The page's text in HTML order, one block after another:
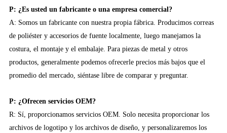
P: ¿Es usted un fabricante o una empresa comercial?
A: Somos un fabricante con nuestra propia fábrica. Producimos correas
de poliéster y accesorios de fuente localmente, luego manejamos la
costura, el montaje y el embalaje. Para piezas de metal y otros
productos, generalmente podemos ofrecerle precios más bajos que el
promedio del mercado, siéntase libre de comparar y preguntar.
P: ¿Ofrecen servicios OEM?
R: Sí, proporcionamos servicios OEM. Solo necesita proporcionar los
archivos de logotipo y los archivos de diseño, y personalizaremos los